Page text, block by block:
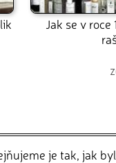
Jak se v
je tak, jak